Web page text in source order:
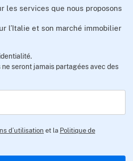
les services que nous proposons
l’Italie et son marché immobilier
seront jamais partagées avec des
d’utilisation et la Politique de
Regulator